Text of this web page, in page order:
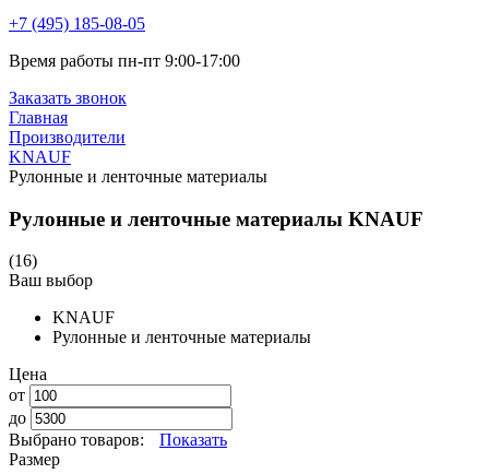
+7 (495) 185-08-05
Время работы пн-пт 9:00-17:00
Заказать звонок
Главная
Производители
KNAUF
Рулонные и ленточные материалы
Рулонные и ленточные материалы KNAUF
(16)
Ваш выбор
KNAUF
Рулонные и ленточные материалы
Цена
от
до
Выбрано товаров:
Показать
Размер